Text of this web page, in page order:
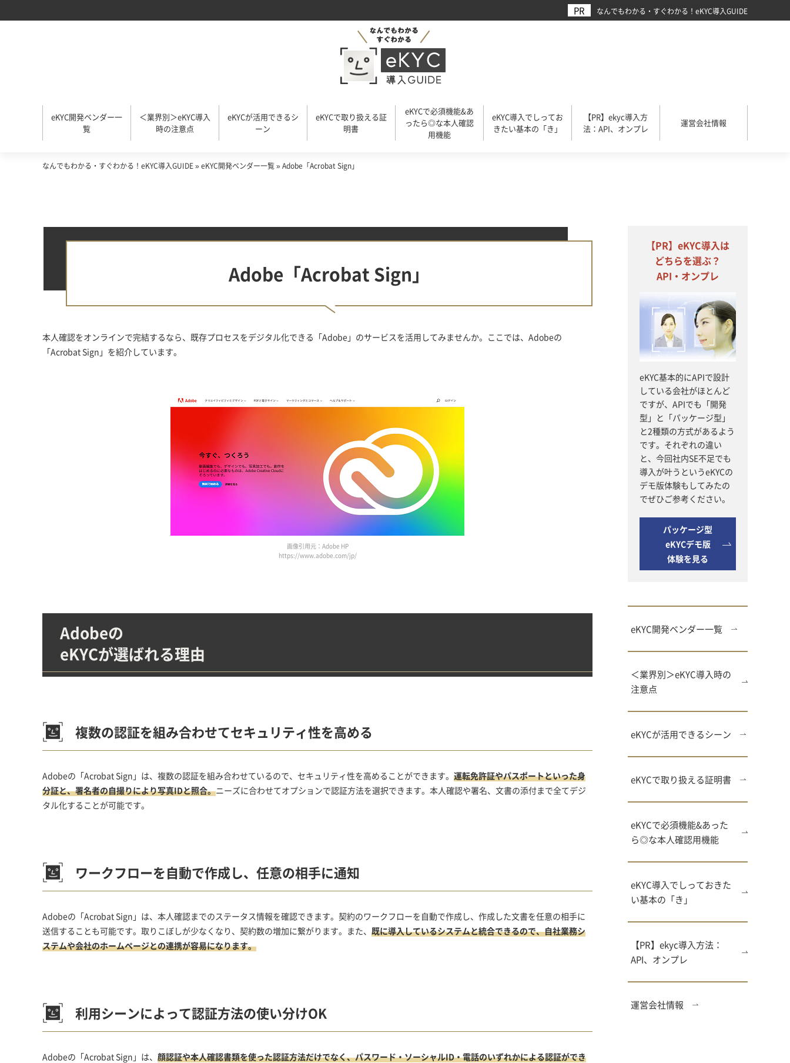
なんでもわかる・すぐわかる！eKYC導入GUIDE
eKYC開発ベンダー一
覧
＜業界別＞eKYC導入
時の注意点
eKYCが活用できるシ
ーン
eKYCで取り扱える証
明書
eKYCで必須機能&あ
ったら◎な本人確認
用機能
eKYC導入でしってお
きたい基本の「き」
【PR】ekyc導入方
法：API、オンプレ
運営会社情報
なんでもわかる・すぐわかる！eKYC導入GUIDE»eKYC開発ベンダー一覧»Adobe「Acrobat Sign」
Adobe「Acrobat Sign」
本人確認をオンラインで完結するなら、既存プロセスをデジタル化できる「Adobe」のサービスを活用してみませんか。ここでは、Adobeの
「Acrobat Sign」を紹介しています。
画像引用元：Adobe HP
https://www.adobe.com/jp/
Adobeの
eKYCが選ばれる理由
複数の認証を組み合わせてセキュリティ性を高める
Adobeの「Acrobat Sign」は、複数の認証を組み合わせているので、セキュリティ性を高めることができます。 運転免許証やパスポートといった身
分証と、署名者の自撮りにより写真IDと照合。ニーズに合わせてオプションで認証方法を選択できます。本人確認や署名、文書の添付まで全てデジ
タル化することが可能です。
ワークフローを自動で作成し、 任意の相手に通知
Adobeの「Acrobat Sign」は、本人確認までのステータス情報を確認できます。契約のワークフローを自動で作成し、作成した文書を任意の相手に
送信することも可能です。取りこぼしが少なくなり、契約数の増加に繋がります。また、 既に導入しているシステムと統合できるので、自社業務シ
ステムや会社のホームページとの連携が容易になります。
利用シーンによって認証方法の使い分けOK
Adobeの「Acrobat Sign」は、 顔認証や本人確認書類を使った認証方法だけでなく、パスワード・ソーシャルID・電話のいずれかによる認証ができ
【PR】eKYC導入は
どちらを選ぶ？
API・オンプレ
eKYC基本的にAPIで設計
している会社がほとんど
ですが、APIでも「開発
型」と「パッケージ型」
と2種類の方式があるよう
です。それぞれの違い
と、今回社内SE不足でも
導入が叶うというeKYCの
デモ版体験もしてみたの
でぜひご参考ください。
パッケージ型
eKYCデモ版
体験を見る
eKYC開発ベンダー一覧
＜業界別＞eKYC導入時の
注意点
eKYCが活用できるシーン
eKYCで取り扱える証明書
eKYCで必須機能&あった
ら◎な本人確認用機能
eKYC導入でしっておきた
い基本の「き」
【PR】ekyc導入方法：
API、オンプレ
運営会社情報